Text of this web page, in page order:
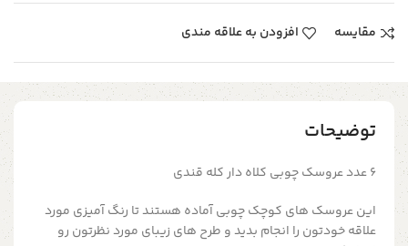
مقایسه افزودن به علاقه مندی
توضیحات
۶ عدد عروسک چوبی کلاه دار کله قندی
این عروسک های کوچک چوبی آماده هستند تا رنگ آمیزی مورد
علاقه خودتون را انجام بدید و طرح های زیبای مورد نظرتون رو